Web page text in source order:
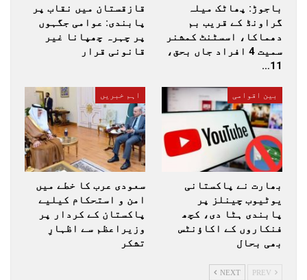
باجوڑ: پھاٹک میلہ
گراونڈ کے قریب بم
دھماکا، اسسٹنٹ کمشنر
سمیت 4 افراد جاں بحق،
11…
قازقستان میں نقاب پر
پابندی: عوامی جگہوں
پر چہرہ چھپانا غیر
قانونی قرار
بین اقوامی
بھارت نے پاکستانی
یوٹیوب چینلز پر
پابندی ہٹا دی، کچھ
فنکاروں کے اکاؤنٹس
بھی بحال
اہم خبریں
سعودی عرب کا خطے میں
امن و استحکام کیلیے
پاکستان کے کردار پر
وزیراعظم سے اظہارِ
تشکر
NEXT